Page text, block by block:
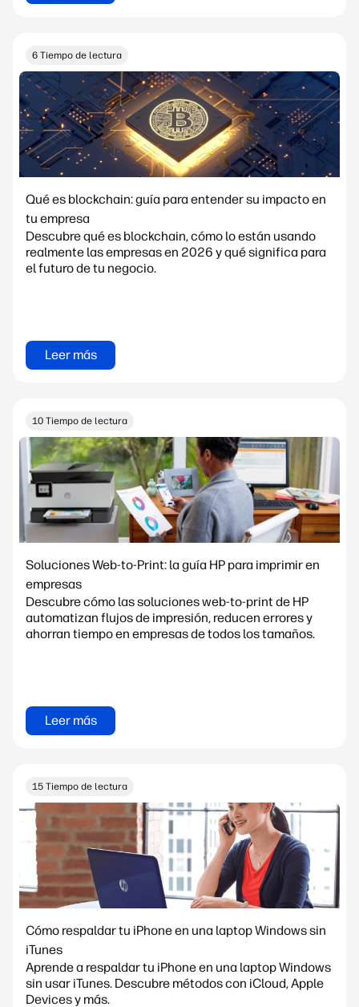
6 Tiempo de lectura
Qué es blockchain: guía para entender su impacto en
tu empresa
Descubre qué es blockchain, cómo lo están usando
realmente las empresas en 2026 y qué significa para
el futuro de tu negocio.
Leer más
10 Tiempo de lectura
Soluciones Web-to-Print: la guía HP para imprimir en
empresas
Descubre cómo las soluciones web-to-print de HP
automatizan flujos de impresión, reducen errores y
ahorran tiempo en empresas de todos los tamaños.
Leer más
15 Tiempo de lectura
Cómo respaldar tu iPhone en una laptop Windows sin
iTunes
Aprende a respaldar tu iPhone en una laptop Windows
sin usar iTunes. Descubre métodos con iCloud, Apple
Devices y más.